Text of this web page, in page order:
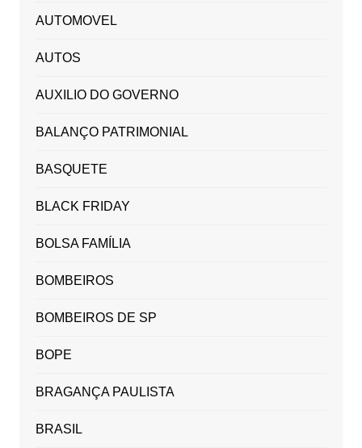
AUTOMOVEL
AUTOS
AUXILIO DO GOVERNO
BALANÇO PATRIMONIAL
BASQUETE
BLACK FRIDAY
BOLSA FAMÍLIA
BOMBEIROS
BOMBEIROS DE SP
BOPE
BRAGANÇA PAULISTA
BRASIL